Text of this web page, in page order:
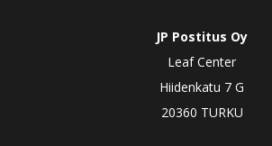
JP Postitus Oy
Leaf Center
Hiidenkatu 7 G
20360 TURKU